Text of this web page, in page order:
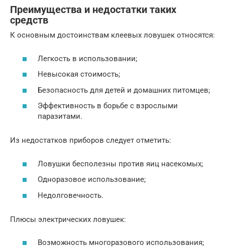
Преимущества и недостатки таких
средств
К основным достоинствам клеевых ловушек относятся:
Легкость в использовании;
Невысокая стоимость;
Безопасность для детей и домашних питомцев;
Эффективность в борьбе с взрослыми
паразитами.
Из недостатков приборов следует отметить:
Ловушки бесполезны против яиц насекомых;
Одноразовое использование;
Недолговечность.
Плюсы электрических ловушек:
Возможность многоразового использования;